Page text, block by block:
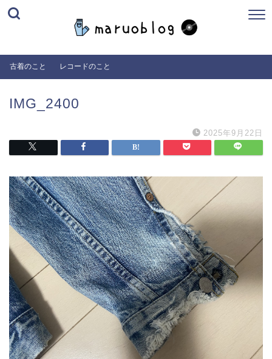
古着のこと レコードのこと
IMG_2400
2025年9月22日